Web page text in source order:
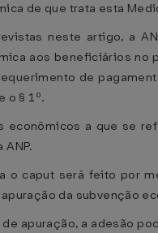
de que trata esta
neste artigo, a
aos beneficiários no
de
o § 1º.
econômicos a que se
o caput será feito por
da subvenção
apuração, a adesão